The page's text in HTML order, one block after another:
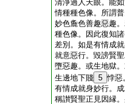
清淨過人天眼。能
情種種色像。所謂
妙色麁色善趣惡趣
種色像。因此復知
差別。如是有情成
就意惡行。毀謗賢
墮惡趣。或生地獄
生邊地下賤 5 悖惡
有情成就身妙行。
稱讃賢聖正見因縁